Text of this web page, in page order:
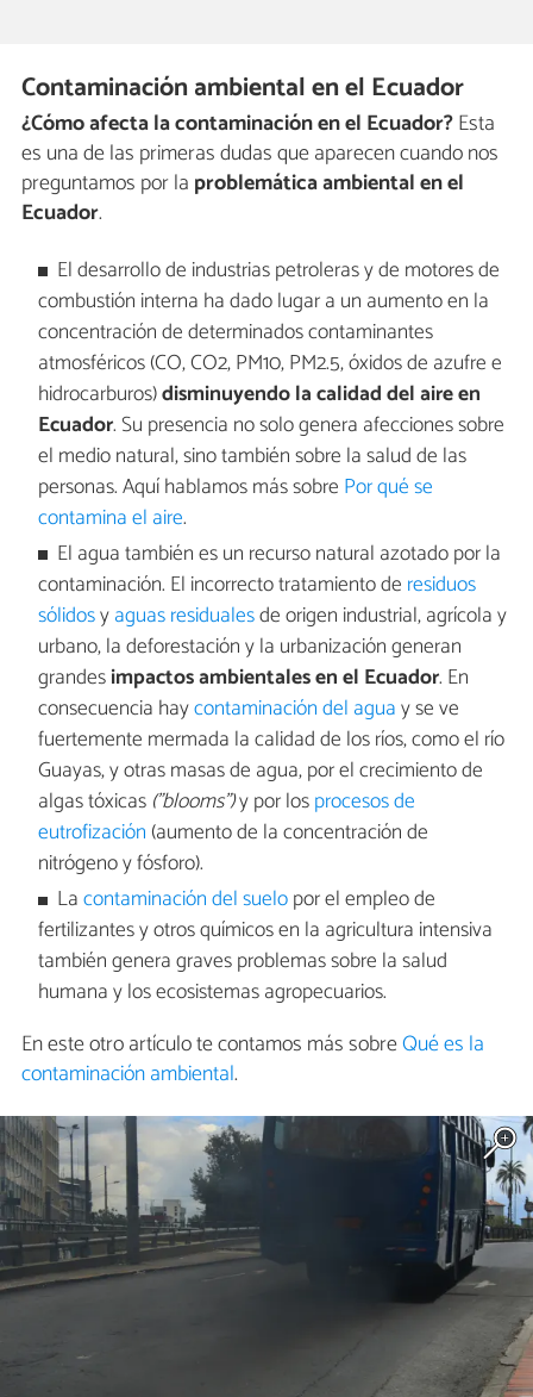
Contaminación ambiental en el Ecuador
¿Cómo afecta la contaminación en el Ecuador?Esta
es una de las primeras dudas que aparecen cuando nos
preguntamos por la problemática ambiental en el
Ecuador.
El desarrollo de industrias petroleras y de motores de
combustión interna ha dado lugar a un aumento en la
concentración de determinados contaminantes
atmosféricos (CO, CO2, PM10, PM2.5, óxidos de azufre e
hidrocarburos)disminuyendo la calidad del aire en
Ecuador. Su presencia no solo genera afecciones sobre
el medio natural, sino también sobre la salud de las
personas. Aquí hablamos más sobre Por qué se
contamina el aire.
El agua también es un recurso natural azotado por la
contaminación. El incorrecto tratamiento de residuos
sólidosyaguas residualesde origen industrial, agrícola y
urbano, la deforestación y la urbanización generan
grandesimpactos ambientales en el Ecuador. En
consecuencia haycontaminación del aguay se ve
fuertemente mermada la calidad de los ríos, como el río
Guayas, y otras masas de agua, por el crecimiento de
algas tóxicas ("blooms")y por losprocesos de
eutrofización (aumento de la concentración de
nitrógeno y fósforo).
Lacontaminación del suelopor el empleo de
fertilizantes y otros químicos en la agricultura intensiva
también genera graves problemas sobre la salud
humana y los ecosistemas agropecuarios.
En este otro artículo te contamos más sobreQué es la
contaminación ambiental.